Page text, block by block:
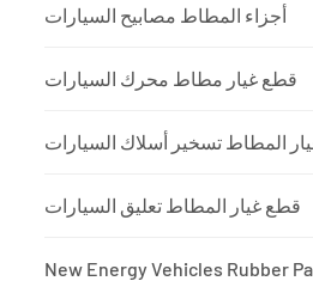
أجزاء المطاط مصابيح السيارات
قطع غيار مطاط محرك السيارات
المطاط تسخير أسلاك السيارات
قطع غيار المطاط تعليق السيارات
New Energy Vehicles Rubber